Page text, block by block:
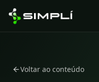
Voltar ao conteúdo